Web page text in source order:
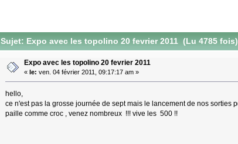
Sujet: Expo avec les topolino 20 fevrier 2011 (Lu 4785 fois)
Expo avec les topolino 20 fevrier 2011
« le: ven. 04 février 2011, 09:17:17 am »
hello,
ce n'est pas la grosse journée de sept mais le lancement de nos sorties
paille comme croc , venez nombreux !!! vive les 500 !!